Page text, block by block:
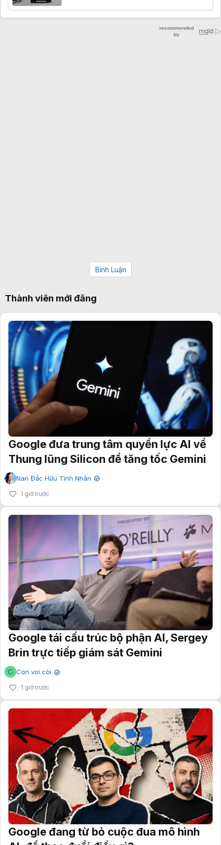
Bình Luận
Thành viên mới đăng
Google đưa trung tâm quyền lực AI về
Thung lũng Silicon để tăng tốc Gemini
Nan Đắc Hữu Tình Nhân ✔
1 giờ trước
Google tái cấu trúc bộ phận AI, Sergey
Brin trực tiếp giám sát Gemini
C Con voi còi ✔
1 giờ trước
Google đang từ bỏ cuộc đua mô hình